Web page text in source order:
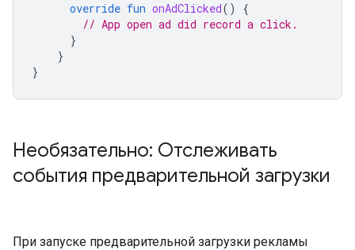
override fun onAdClicked()
{
// App open ad did record a click.
}
}
}
Необязательно: Отслеживать
события предварительной загрузки
При запуске предварительной загрузки рекламы